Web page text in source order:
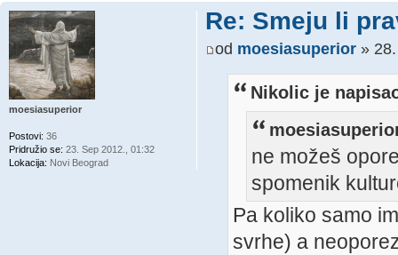
Re: Smeju li
od moesiasuperior» 28.
Nikolic je
ne možeš
spomenik
Pa koliko samo
svrhe) a
moesiasuperior
Postovi: 36
Pridružio se: 23. Sep 2012., 01:32
Lokacija: Novi Beograd